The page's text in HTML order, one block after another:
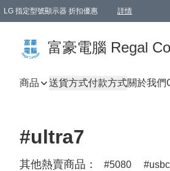
LG 指定型號顯示器 折扣優惠 詳情
富豪電腦 Regal
商品 送貨方式付款方式關於我們
#ultra7
其他熱賣商品： 5080